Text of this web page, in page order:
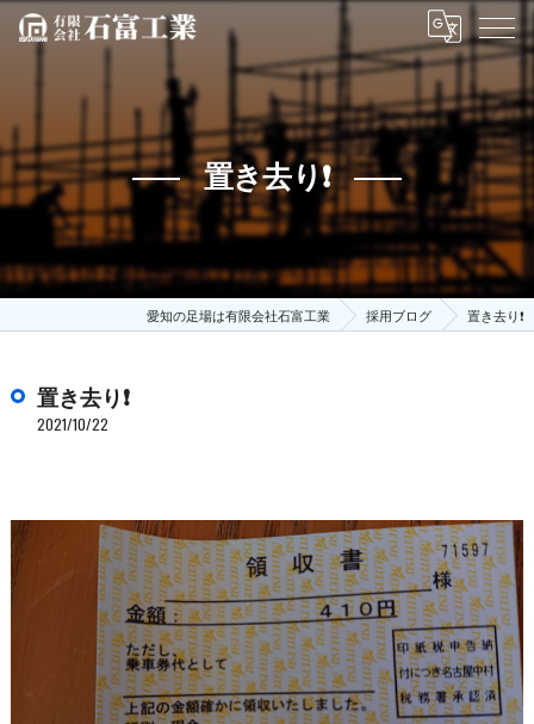
置き去り❗
愛知の足場は有限会社石富工業 採用ブログ 置き去り❗
置き去り❗
2021/10/22